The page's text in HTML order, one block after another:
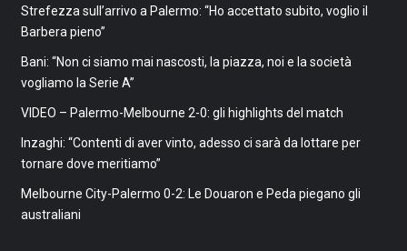
Strefezza sull’arrivo a Palermo: “Ho accettato subito, voglio il
Barbera pieno”
Bani: “Non ci siamo mai nascosti, la piazza, noi e la società
vogliamo la Serie A”
VIDEO – Palermo-Melbourne 2-0: gli highlights del match
Inzaghi: “Contenti di aver vinto, adesso ci sarà da lottare per
tornare dove meritiamo”
Melbourne City-Palermo 0-2: Le Douaron e Peda piegano gli
australiani